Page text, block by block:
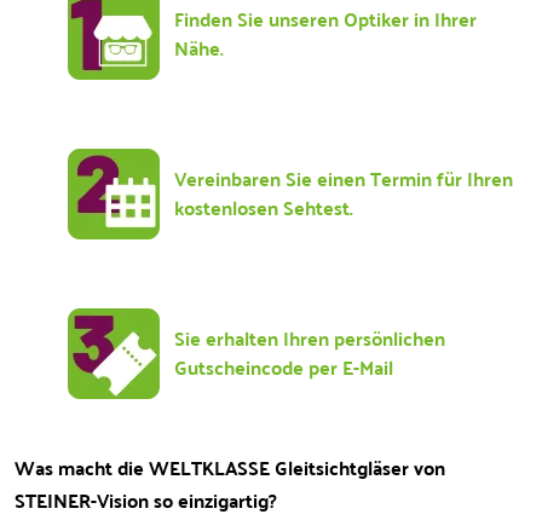
Finden Sie unseren Optiker in Ihrer
Nähe.
Vereinbaren Sie einen Termin für Ihren
kostenlosen Sehtest.
Sie erhalten Ihren persönlichen
Gutscheincode per E-Mail
Was macht die WELTKLASSE Gleitsichtgläser von
STEINER-Vision so einzigartig?